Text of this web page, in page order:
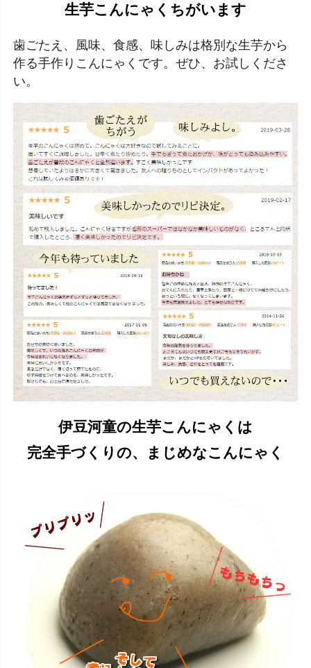
生芋こんにゃくちがいます
歯ごたえ、風味、食感、味しみは格別な生芋から
作る手作りこんにゃくです。ぜひ、お試しくださ
い。
伊豆河童の生芋こんにゃくは
完全手づくりの、まじめなこんにゃく